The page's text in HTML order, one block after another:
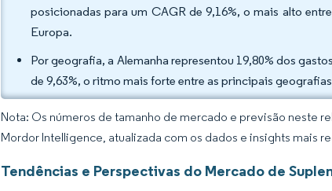
posicionadas para um CAGR de 9,16%, o mais alto
Europa.
Por geografia, a Alemanha representou 19,80% dos
de 9,63%, o ritmo mais forte entre as principais
Nota: Os números de tamanho de mercado e previsão neste
Mordor Intelligence, atualizada com os dados e insights mais
Tendências e Perspectivas do Mercado de